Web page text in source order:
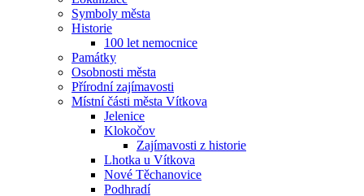
Symboly města
Historie
100 let nemocnice
Památky
Osobnosti města
Přírodní zajímavosti
Místní části města Vítkova
Jelenice
Klokočov
Zajímavosti z historie
Lhotka u Vítkova
Nové Těchanovice
Podhradí